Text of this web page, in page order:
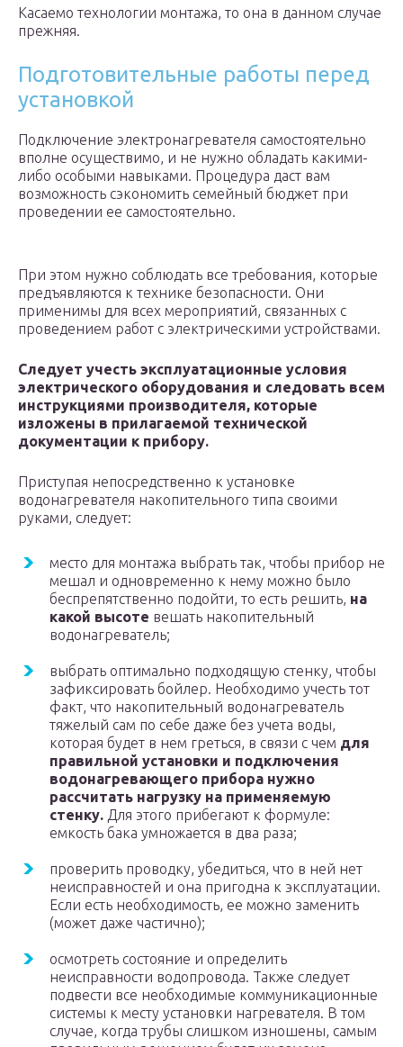
Касаемо технологии монтажа, то она в данном случае
прежняя.
Подготовительные работы перед
установкой
Подключение электронагревателя самостоятельно
вполне осуществимо, и не нужно обладать какими-
либо особыми навыками. Процедура даст вам
возможность сэкономить семейный бюджет при
проведении ее самостоятельно.
При этом нужно соблюдать все требования, которые
предъявляются к технике безопасности. Они
применимы для всех мероприятий, связанных с
проведением работ с электрическими устройствами.
Следует учесть эксплуатационные условия
электрического оборудования и следовать всем
инструкциями производителя, которые
изложены в прилагаемой технической
документации к прибору.
Приступая непосредственно к установке
водонагревателя накопительного типа своими
руками, следует:
место для монтажа выбрать так, чтобы прибор не
мешал и одновременно к нему можно было
беспрепятственно подойти, то есть решить, на
какой высоте вешать накопительный
водонагреватель;
выбрать оптимально подходящую стенку, чтобы
зафиксировать бойлер. Необходимо учесть тот
факт, что накопительный водонагреватель
тяжелый сам по себе даже без учета воды,
которая будет в нем греться, в связи с чем для
правильной установки и подключения
водонагревающего прибора нужно
рассчитать нагрузку на применяемую
стенку. Для этого прибегают к формуле:
емкость бака умножается в два раза;
проверить проводку, убедиться, что в ней нет
неисправностей и она пригодна к эксплуатации.
Если есть необходимость, ее можно заменить
(может даже частично);
осмотреть состояние и определить
неисправности водопровода. Также следует
подвести все необходимые коммуникационные
системы к месту установки нагревателя. В том
случае, когда трубы слишком изношены, самым